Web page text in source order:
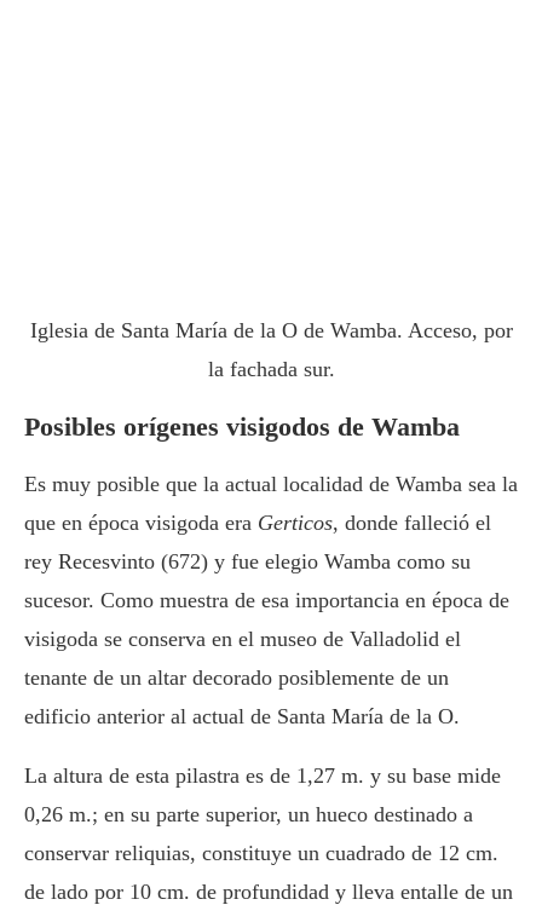
Iglesia de Santa María de la O de Wamba. Acceso, por
la fachada sur.
Posibles orígenes visigodos de Wamba
Es muy posible que la actual localidad de Wamba sea la
que en época visigoda era Gerticos, donde falleció el
rey Recesvinto (672) y fue elegio Wamba como su
sucesor. Como muestra de esa importancia en época de
visigoda se conserva en el museo de Valladolid el
tenante de un altar decorado posiblemente de un
edificio anterior al actual de Santa María de la O.
La altura de esta pilastra es de 1,27 m. y su base mide
0,26 m.; en su parte superior, un hueco destinado a
conservar reliquias, constituye un cuadrado de 12 cm.
de lado por 10 cm. de profundidad y lleva entalle de un